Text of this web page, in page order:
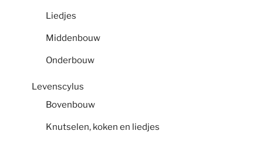
Liedjes
Middenbouw
Onderbouw
Levenscylus
Bovenbouw
Knutselen, koken en liedjes